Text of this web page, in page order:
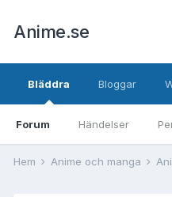
Anime.se
Bläddra
Forum Händelser
Bloggar
Hem Anime och manga